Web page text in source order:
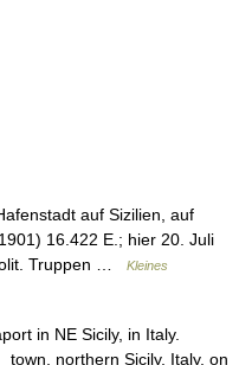
auf Sizilien, auf
16.422 E.; hier 20. Juli
Truppen …
Kleines
in NE Sicily, in Italy.
northern Sicily, Italy, on